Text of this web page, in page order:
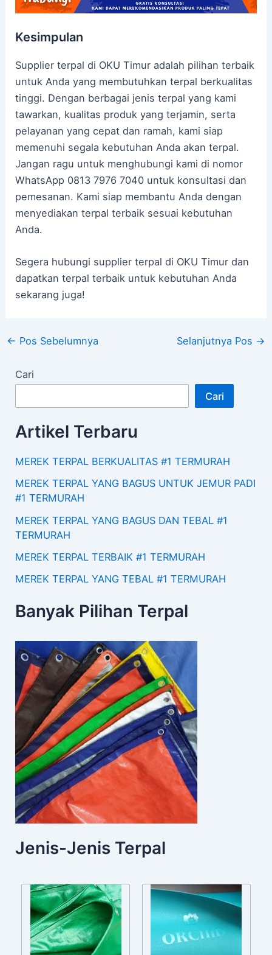
Kesimpulan
Supplier terpal di OKU Timur adalah pilihan terbaik
untuk Anda yang membutuhkan terpal berkualitas
tinggi. Dengan berbagai jenis terpal yang kami
tawarkan, kualitas produk yang terjamin, serta
pelayanan yang cepat dan ramah, kami siap
memenuhi segala kebutuhan Anda akan terpal.
Jangan ragu untuk menghubungi kami di nomor
WhatsApp 0813 7976 7040 untuk konsultasi dan
pemesanan. Kami siap membantu Anda dengan
menyediakan terpal terbaik sesuai kebutuhan
Anda.
Segera hubungi supplier terpal di OKU Timur dan
dapatkan terpal terbaik untuk kebutuhan Anda
sekarang juga!
← Pos Sebelumnya Selanjutnya Pos →
Cari
Cari
Artikel Terbaru
MEREK TERPAL BERKUALITAS #1 TERMURAH
MEREK TERPAL YANG BAGUS UNTUK JEMUR PADI
#1 TERMURAH
MEREK TERPAL YANG BAGUS DAN TEBAL #1
TERMURAH
MEREK TERPAL TERBAIK #1 TERMURAH
MEREK TERPAL YANG TEBAL #1 TERMURAH
Banyak Pilihan Terpal
Jenis-Jenis Terpal